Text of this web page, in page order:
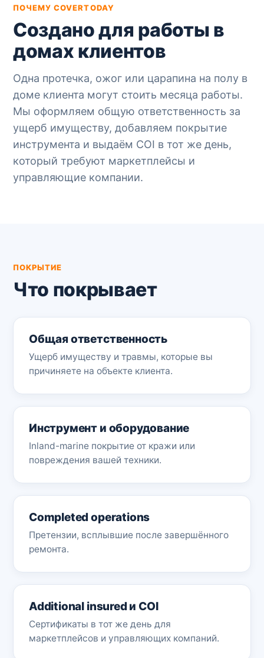
ПОЧЕМУ COVERTODAY
Создано для работы в
домах клиентов
Одна протечка, ожог или царапина на полу в
доме клиента могут стоить месяца работы.
Мы оформляем общую ответственность за
ущерб имуществу, добавляем покрытие
инструмента и выдаём COI в тот же день,
который требуют маркетплейсы и
управляющие компании.
ПОКРЫТИЕ
Что покрывает
Общая ответственность
Ущерб имуществу и травмы, которые вы
причиняете на объекте клиента.
Инструмент и оборудование
Inland-marine покрытие от кражи или
повреждения вашей техники.
Completed operations
Претензии, всплывшие после завершённого
ремонта.
Additional insured и COI
Сертификаты в тот же день для
маркетплейсов и управляющих компаний.